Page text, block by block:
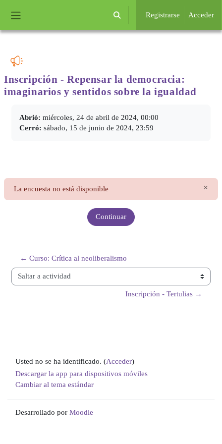
Selector de búsqueda de entrada
Registrarse Acceder
Inscripción - Repensar la democracia:
imaginarios y sentidos sobre la igualdad
Abrió: miércoles, 24 de abril de 2024, 00:00
Cerró: sábado, 15 de junio de 2024, 23:59
La encuesta no está disponible
×
Continuar
← Curso: Crítica al neoliberalismo
Saltar a actividad
Inscripción - Tertulias →
Usted no se ha identificado. (Acceder)
Descargar la app para dispositivos móviles
Cambiar al tema estándar
Desarrollado por Moodle